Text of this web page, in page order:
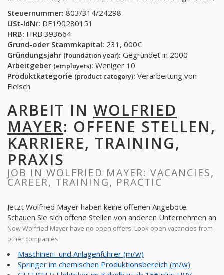
Steuernummer: 803/314/24298
USt-IdNr: DE190280151
HRB: HRB 393664
Grund-oder Stammkapital: 231, 000€
Gründungsjahr (foundation year): Gegründet in 2000
Arbeitgeber (employers): Weniger 10
Produktkategorie (product category): Verarbeitung von
Fleisch
ARBEIT IN WOLFRIED
MAYER: OFFENE STELLEN,
KARRIERE, TRAINING,
PRAXIS
JOB IN WOLFRIED MAYER: VACANCIES,
CAREER, TRAINING, PRACTIC
Jetzt Wolfried Mayer haben keine offenen Angebote.
Schauen Sie sich offene Stellen von anderen Unternehmen an
Now Wolfried Mayer have no open offers. Look open vacancies from
other companies
Maschinen- und Anlagenführer (m/w)
Springer im chemischen Produktionsbereich (m/w)